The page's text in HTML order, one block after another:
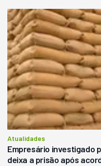
Atualidades
Empresário investigado
deixa a prisão após